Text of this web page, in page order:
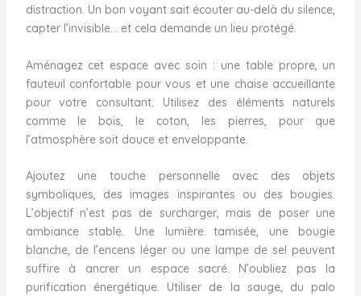
distraction. Un bon voyant sait écouter au-delà du silence,
capter l’invisible… et cela demande un lieu protégé.
Aménagez cet espace avec soin : une table propre, un
fauteuil confortable pour vous et une chaise accueillante
pour votre consultant. Utilisez des éléments naturels
comme le bois, le coton, les pierres, pour que
l’atmosphère soit douce et enveloppante.
Ajoutez une touche personnelle avec des objets
symboliques, des images inspirantes ou des bougies.
L’objectif n’est pas de surcharger, mais de poser une
ambiance stable. Une lumière tamisée, une bougie
blanche, de l’encens léger ou une lampe de sel peuvent
suffire à ancrer un espace sacré. N’oubliez pas la
purification énergétique. Utiliser de la sauge, du palo